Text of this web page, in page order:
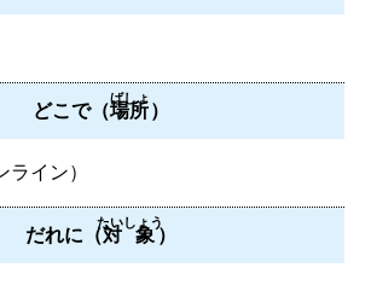
どこで（場所
ばしょ
）
ライン）
だれに（対象
たいしょう
）